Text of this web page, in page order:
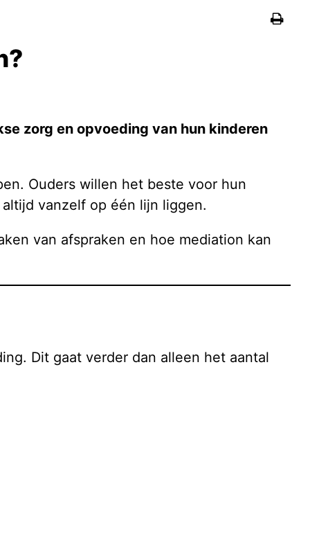
zorg en opvoeding van hun kinderen
Ouders willen het beste voor hun
vanzelf op één lijn liggen.
van afspraken en hoe mediation kan
Dit gaat verder dan alleen het aantal